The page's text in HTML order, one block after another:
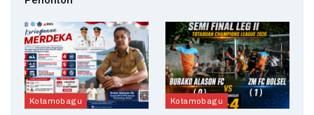
Kotamobagu Kotamobagu